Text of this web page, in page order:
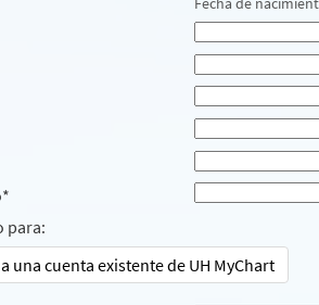
para:
una cuenta existente de UH MyChart